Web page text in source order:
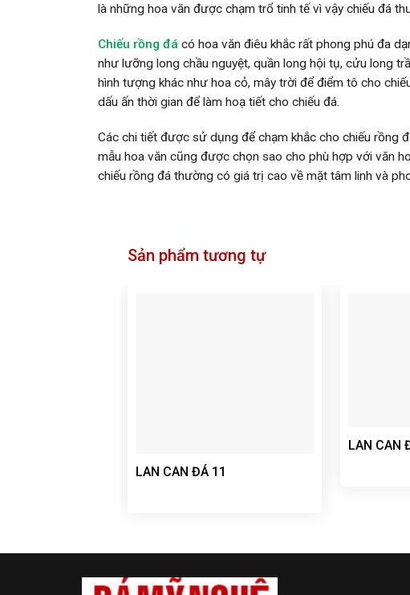
là những hoa văn được chạm trổ tinh tế vì vậy chiếu đá
Chiếu rồng đá có hoa văn điêu khắc rất phong phú đa
như lưỡng long chầu nguyệt, quần long hội tụ, cửu long
hình tượng khác như hoa cỏ, mây trời để điểm tô cho
dấu ấn thời gian để làm hoạ tiết cho chiếu đá.
Các chi tiết được sử dụng để chạm khắc cho chiếu rồng
mẫu hoa văn cũng được chọn sao cho phù hợp với văn
chiếu rồng đá thường có giá trị cao về mặt tâm linh và
Sản phẩm tương tự
LAN CAN ĐÁ 11
LAN CAN